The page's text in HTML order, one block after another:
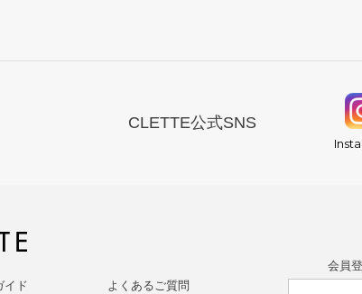
CLETTE公式SNS
会員
イド よくあるご質問